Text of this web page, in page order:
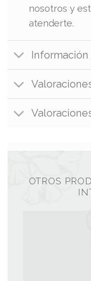
nosotros y
atenderte.
OTROS